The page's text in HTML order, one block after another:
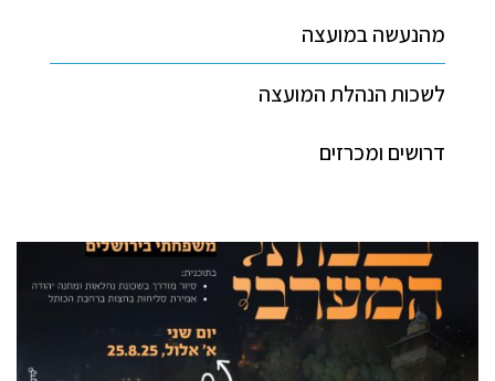
מהנעשה במועצה
לשכות הנהלת המועצה
דרושים ומכרזים